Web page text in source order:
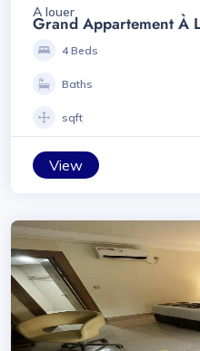
A louer
Grand Appartement À
4 Beds
Baths
sqft
View